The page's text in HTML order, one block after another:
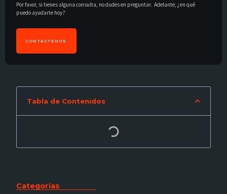
Por favor, si tienes alguna consulta, no dudes en preguntar. Adelante, ¿en qué
puedo ayudarte hoy?
CONTACTENOS
Tabla de Contenidos
Categorías